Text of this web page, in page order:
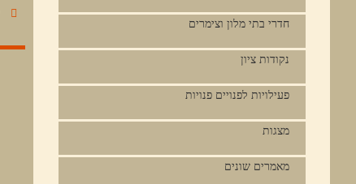
חדרי בתי מלון וצימרים
נקודות ציון
פעילויות לפנויים פנויות
מצגות
מאמרים שונים